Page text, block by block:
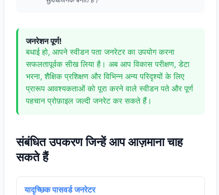
जनरेशन पूर्ण!
बधाई हो, आपने स्वीडन पता जनरेटर का उपयोग करना
सफलतापूर्वक सीख लिया है। अब आप विकास परीक्षण, डेटा
भरना, शैक्षिक प्रशिक्षण और विभिन्न अन्य परिदृश्यों के लिए
प्रारूप आवश्यकताओं को पूरा करने वाले स्वीडन पते और पूर्ण
पहचान प्रोफ़ाइल जल्दी जनरेट कर सकते हैं।
संबंधित उपकरण जिन्हें आप आज़माना चाह
सकते हैं
यादृच्छिक पासवर्ड जनरेटर